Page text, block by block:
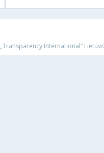
„Transparency International“